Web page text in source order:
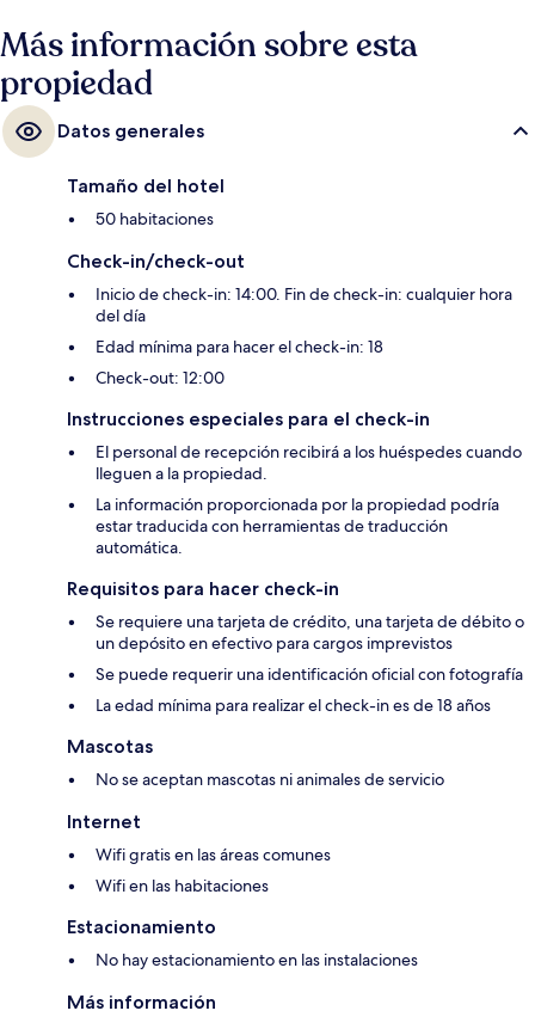
Más información sobre esta
propiedad
Datos generales
Tamaño del hotel
50 habitaciones
Check-in/check-out
Inicio de check-in: 14:00. Fin de check-in: cualquier hora
del día
Edad mínima para hacer el check-in: 18
Check-out: 12:00
Instrucciones especiales para el check-in
El personal de recepción recibirá a los huéspedes cuando
lleguen a la propiedad.
La información proporcionada por la propiedad podría
estar traducida con herramientas de traducción
automática.
Requisitos para hacer check-in
Se requiere una tarjeta de crédito, una tarjeta de débito o
un depósito en efectivo para cargos imprevistos
Se puede requerir una identificación oficial con fotografía
La edad mínima para realizar el check-in es de 18 años
Mascotas
No se aceptan mascotas ni animales de servicio
Internet
Wifi gratis en las áreas comunes
Wifi en las habitaciones
Estacionamiento
No hay estacionamiento en las instalaciones
Más información